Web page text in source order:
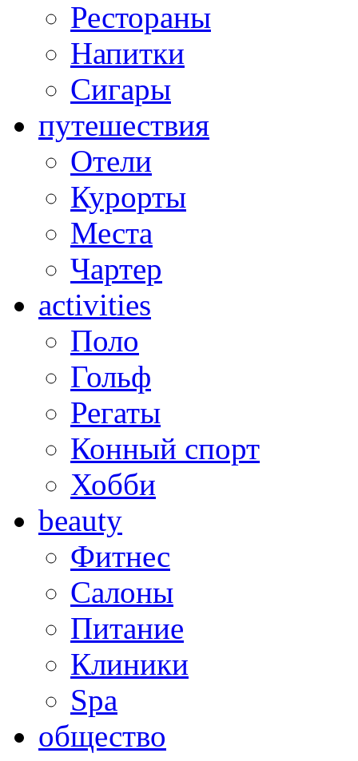
Рестораны
Напитки
Сигары
путешествия
Отели
Курорты
Места
Чартер
activities
Поло
Гольф
Регаты
Конный спорт
Хобби
beauty
Фитнес
Салоны
Питание
Клиники
Spa
общество